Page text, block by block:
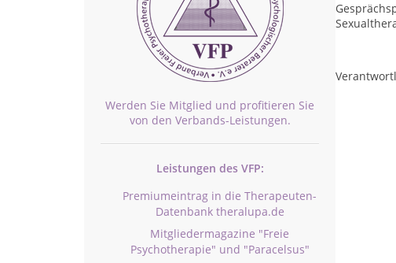
Werden Sie Mitglied und profitieren Sie
von den Verbands-Leistungen.
Leistungen des VFP:
Premiumeintrag in die Therapeuten-
Datenbank theralupa.de
Mitgliedermagazine "Freie
Psychotherapie" und "Paracelsus"